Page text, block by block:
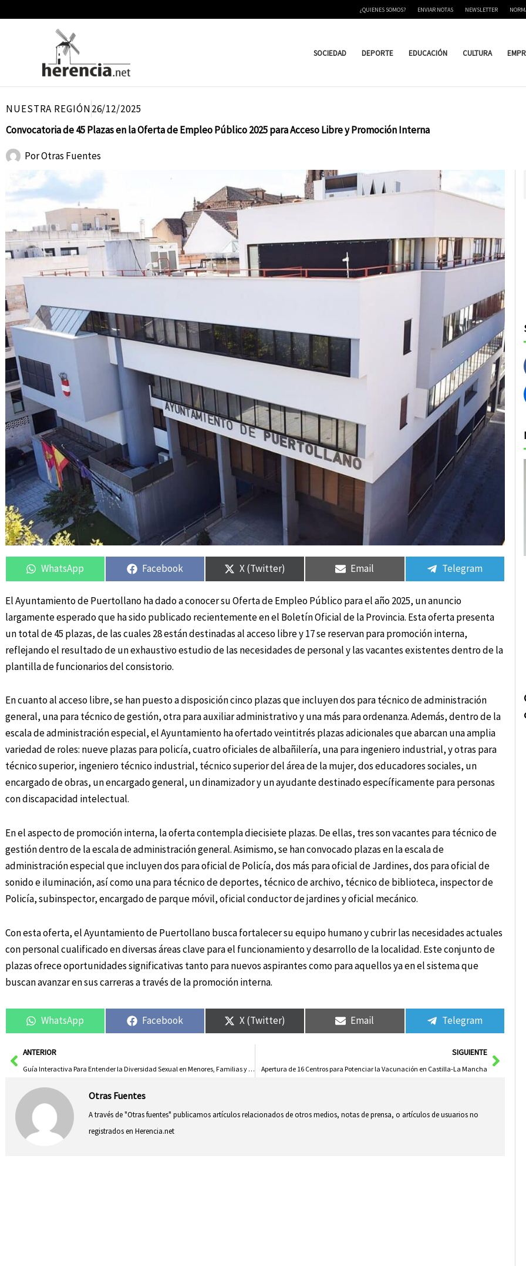
¿QUIENES SOMOS? ENVIAR NOTAS NEWSLETTER
SOCIEDAD DEPORTE EDUCACIÓN CULTURA
NUESTRA REGIÓN26/12/2025
Convocatoria de 45 Plazas en la Oferta de Empleo Público 2025 para Acceso Libre y Promoción Interna
PorOtras Fuentes
Compartir
en
WhatsApp
Compartir
en
Facebook
Compartir
en
X (Twitter)
Compartir
en
Email
Compartir
en
Telegram
El Ayuntamiento de Puertollano ha dado a conocer su Oferta de Empleo Público para el año 2025, un anuncio
largamente esperado que ha sido publicado recientemente en el Boletín Oficial de la Provincia. Esta oferta presenta
un total de 45 plazas, de las cuales 28 están destinadas al acceso libre y 17 se reservan para promoción interna,
reflejando el resultado de un exhaustivo estudio de las necesidades de personal y las vacantes existentes dentro de la
plantilla de funcionarios del consistorio.
En cuanto al acceso libre, se han puesto a disposición cinco plazas que incluyen dos para técnico de administración
general, una para técnico de gestión, otra para auxiliar administrativo y una más para ordenanza. Además, dentro de la
escala de administración especial, el Ayuntamiento ha ofertado veintitrés plazas adicionales que abarcan una amplia
variedad de roles: nueve plazas para policía, cuatro oficiales de albañilería, una para ingeniero industrial, y otras para
técnico superior, ingeniero técnico industrial, técnico superior del área de la mujer, dos educadores sociales, un
encargado de obras, un encargado general, un dinamizador y un ayudante destinado específicamente para personas
con discapacidad intelectual.
En el aspecto de promoción interna, la oferta contempla diecisiete plazas. De ellas, tres son vacantes para técnico de
gestión dentro de la escala de administración general. Asimismo, se han convocado plazas en la escala de
administración especial que incluyen dos para oficial de Policía, dos más para oficial de Jardines, dos para oficial de
sonido e iluminación, así como una para técnico de deportes, técnico de archivo, técnico de biblioteca, inspector de
Policía, subinspector, encargado de parque móvil, oficial conductor de jardines y oficial mecánico.
Con esta oferta, el Ayuntamiento de Puertollano busca fortalecer su equipo humano y cubrir las necesidades actuales
con personal cualificado en diversas áreas clave para el funcionamiento y desarrollo de la localidad. Este conjunto de
plazas ofrece oportunidades significativas tanto para nuevos aspirantes como para aquellos ya en el sistema que
buscan avanzar en sus carreras a través de la promoción interna.
Compartir
en
WhatsApp
Compartir
en
Facebook
Compartir
en
X (Twitter)
Compartir
en
Email
Compartir
en
Telegram
AntANTERIOR
Guía Interactiva Para Entender la Diversidad Sexual en Menores, Familias y Profesorado Impulsada por la Junta y Asexorate
SIGUIENTE
Apertura de 16 Centros para Potenciar la Vacunación en Castilla-La Mancha
Otras Fuentes
A través de "Otras fuentes" publicamos artículos relacionados de otros medios, notas de prensa, o artículos de usuarios no
registrados en Herencia.net